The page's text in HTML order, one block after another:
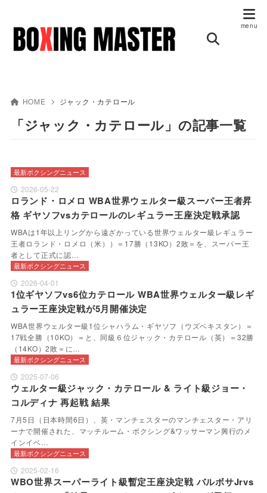
HOME ジャック・カテロール
「ジャック・カテロール」の記事一覧
最新ボクシングニュース
2026-05-22
ロランド・ロメロ WBA世界ウェルター級スーパー王者昇
格 ギヤソフvsカテロールのレギュラー王座決定戦承認
WBAは1年以上リングから遠ざかっている世界ウェルター級レギュラー
王者ロランド・ロメロ（米））＝17勝（13KO）2敗＝を、スーパー王
者として正式に認…
最新ボクシングニュース
2026-04-01
1位ギヤソフvs6位カテロール WBA世界ウェルター級レギ
ュラー王座決定戦が5月開催決定
WBA世界ウェルター級1位シャハラム・ギヤソフ（ウズベキスタン）＝
17戦全勝（10KO）＝と、同級６位ジャック・カテロール（英）＝32勝
（14KO）2敗＝に…
最新ボクシングニュース
2025-07-06
ウェルター級ジャック・カテロール & ライト級ジョー・
コルディナ 再起戦 結果
7月5日（日本時間6日）、英・マンチェスターのマンチェスター・アリ
ーナで開催された、マッチルーム・ボクシング&ワッサーマン興行のメ
インイベ…
最新ボクシングニュース
2025-02-16
WBO世界スーパーライト級暫定王座決定戦 バルボサJrvs